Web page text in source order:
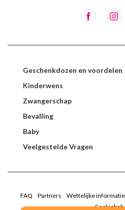
Geschenkdozen en voordelen
Kinderwens
Zwangerschap
Bevalling
Baby
Veelgestelde Vragen
FAQ Partners Wettelijke informatie